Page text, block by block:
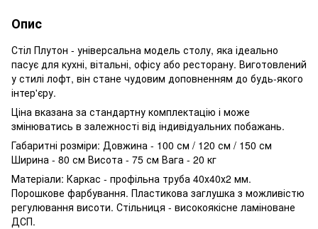
Опис
Стіл Плутон - універсальна модель столу, яка ідеально
пасує для кухні, вітальні, офісу або ресторану. Виготовлений
у стилі лофт, він стане чудовим доповненням до будь-якого
інтер'єру.
Ціна вказана за стандартну комплектацію і може
змінюватись в залежності від індивідуальних побажань.
Габаритні розміри: Довжина - 100 см / 120 см / 150 см
Ширина - 80 см Висота - 75 см Вага - 20 кг
Матеріали: Каркас - профільна труба 40х40х2 мм.
Порошкове фарбування. Пластикова заглушка з можливістю
регулювання висоти. Стільниця - високоякісне ламіноване
ДСП.